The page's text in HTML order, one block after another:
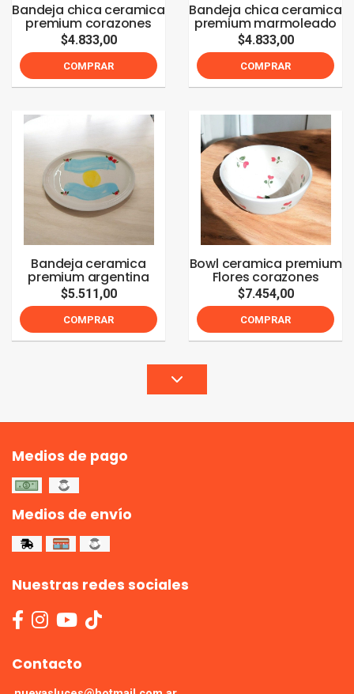
Bandeja chica ceramica
premium corazones
$4.833,00
COMPRAR
Bandeja chica ceramica
premium marmoleado
$4.833,00
COMPRAR
Bandeja ceramica
premium argentina
$5.511,00
COMPRAR
Bowl ceramica premium
Flores corazones
$7.454,00
COMPRAR
Medios de pago
Medios de envío
Nuestras redes sociales
Contacto